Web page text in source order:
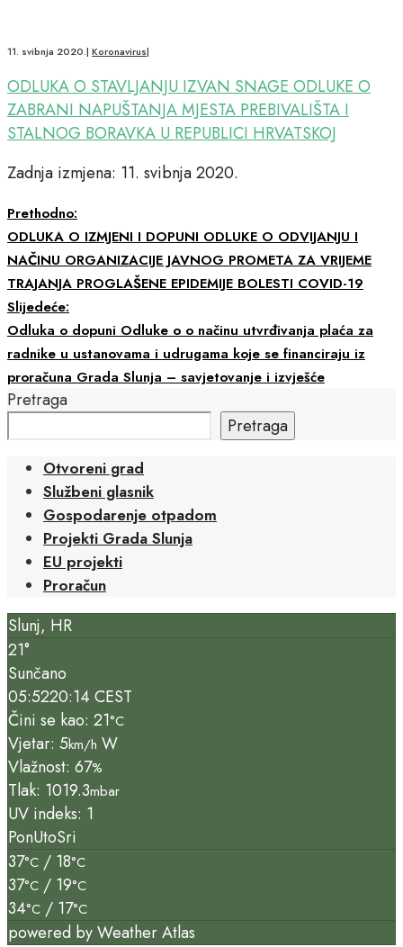
11. svibnja 2020.| Koronavirus|
ODLUKA O STAVLJANJU IZVAN SNAGE ODLUKE O
ZABRANI NAPUŠTANJA MJESTA PREBIVALIŠTA I
STALNOG BORAVKA U REPUBLICI HRVATSKOJ
Zadnja izmjena: 11. svibnja 2020.
Prethodno:
ODLUKA O IZMJENI I DOPUNI ODLUKE O ODVIJANJU I
NAČINU ORGANIZACIJE JAVNOG PROMETA ZA VRIJEME
TRAJANJA PROGLAŠENE EPIDEMIJE BOLESTI COVID-19
Slijedeće:
Odluka o dopuni Odluke o o načinu utvrđivanja plaća za
radnike u ustanovama i udrugama koje se financiraju iz
proračuna Grada Slunja – savjetovanje i izvješće
Pretraga
Pretraga
Otvoreni grad
Službeni glasnik
Gospodarenje otpadom
Projekti Grada Slunja
EU projekti
Proračun
Slunj, HR
21°
Sunčano
05:5220:14 CEST
Čini se kao: 21°C
Vjetar: 5km/h W
Vlažnost: 67%
Tlak: 1019.3mbar
UV indeks: 1
PonUtoSri
37°C / 18°C
37°C / 19°C
34°C / 17°C
powered byWeather Atlas